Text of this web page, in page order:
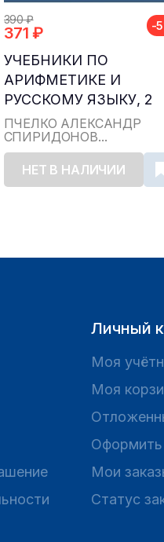
390 ₽
371 ₽ -
УЧЕБНИКИ ПО
АРИФМЕТИКЕ И
РУССКОМУ ЯЗЫКУ, 2
КЛАСС...
ПЧЁЛКО АЛЕКСАНДР
СПИРИДОНОВ...
НЕТ В НАЛИЧИИ
Личный
Моя
Моя
Оформить
Мои
Статус